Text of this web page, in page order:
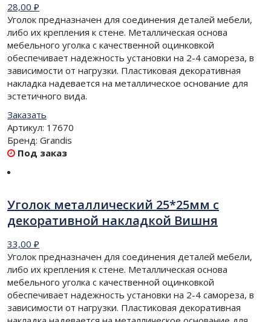
28,00 ₽
Уголок предназначен для соединения деталей мебели,
либо их крепления к стене. Металлическая основа
мебельного уголка с качественной оцинковкой
обеспечивает надежность установки на 2-4 самореза, в
зависимости от нагрузки. Пластиковая декоративная
накладка надевается на металлическое основание для
эстетичного вида.
Заказать
Артикул: 17670
Бренд: Grandis
Под заказ
Уголок металлический 25*25мм с
декоративной накладкой Вишня
33,00 ₽
Уголок предназначен для соединения деталей мебели,
либо их крепления к стене. Металлическая основа
мебельного уголка с качественной оцинковкой
обеспечивает надежность установки на 2-4 самореза, в
зависимости от нагрузки. Пластиковая декоративная